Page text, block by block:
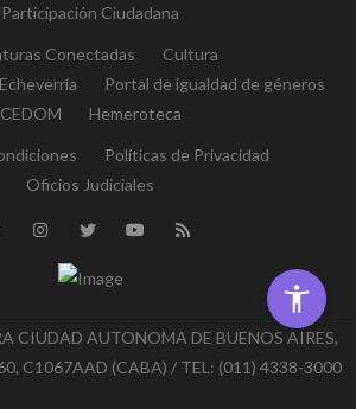
Participación Ciudadana
Conectadas
Cultura
Portal de igualdad de géneros
CEDOM
Hemeroteca
Políticas de Privacidad
Oficios Judiciales
CIUDAD AUTONOMA DE BUENOS AIRES,
C1067AAD (CABA) / TEL: (011) 4338-3000